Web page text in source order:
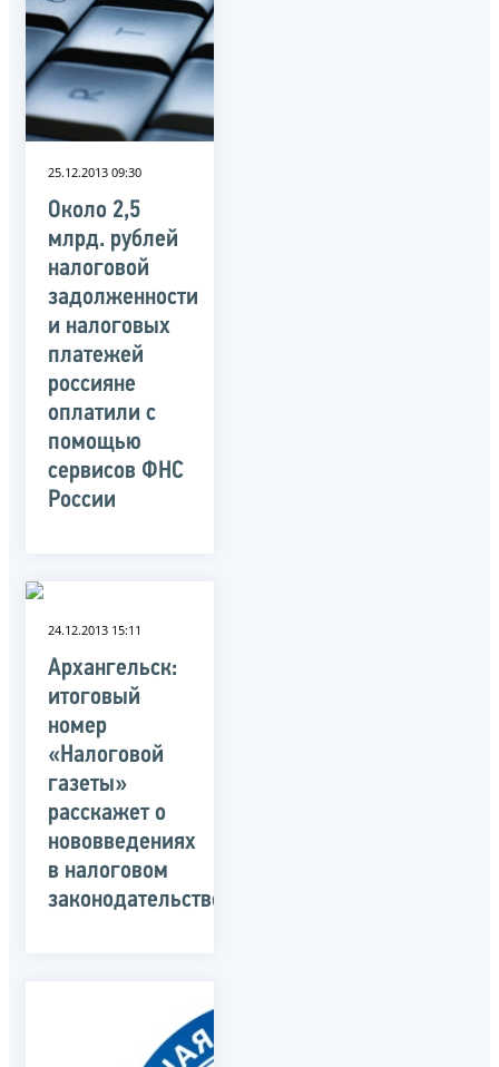
25.12.2013 09:30
Около 2,5
млрд. рублей
налоговой
задолженности
и налоговых
платежей
россияне
оплатили с
помощью
сервисов ФНС
России
24.12.2013 15:11
Архангельск:
итоговый
номер
«Налоговой
газеты»
расскажет о
нововведениях
в налоговом
законодательстве